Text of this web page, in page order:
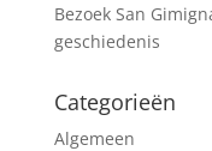
Bezoek San
geschiedenis
Categorieën
Algemeen